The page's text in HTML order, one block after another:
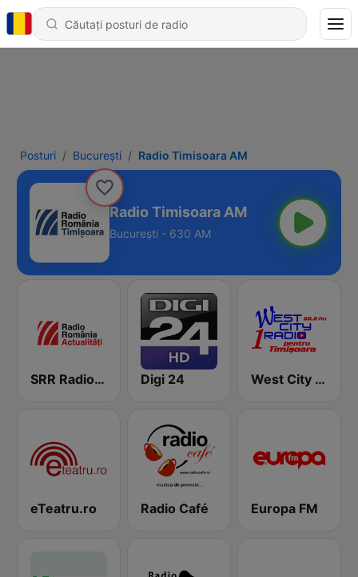
Posturi Bucureşti Radio Timisoara AM
Radio Timisoara AM
Bucureşti - 630 AM
SRR Radio România Actualităţi Digi 24 West City Radio
eTeatru.ro Radio Café Europa FM